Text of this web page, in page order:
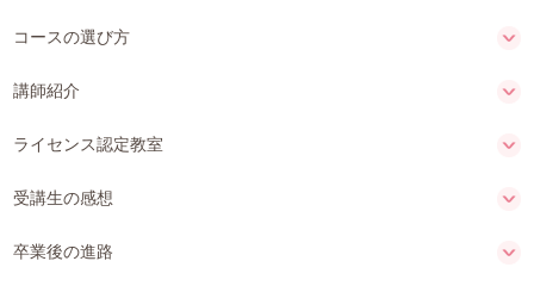
薬膳を知る
和の薬膳レシピ
薬膳コラム(miyaka)
ブログ
オンラインショップ
コースの選び方
講師紹介
ライセンス認定教室
受講生の感想
卒業後の進路